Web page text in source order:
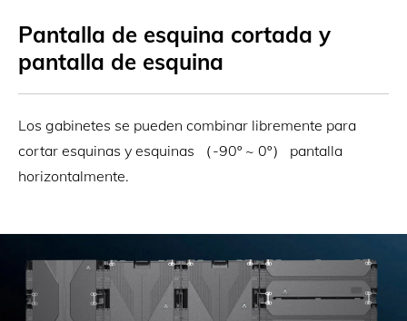
Pantalla de esquina cortada y
pantalla de esquina
Los gabinetes se pueden combinar libremente para
cortar esquinas y esquinas （-90º ~ 0º） pantalla
horizontalmente.